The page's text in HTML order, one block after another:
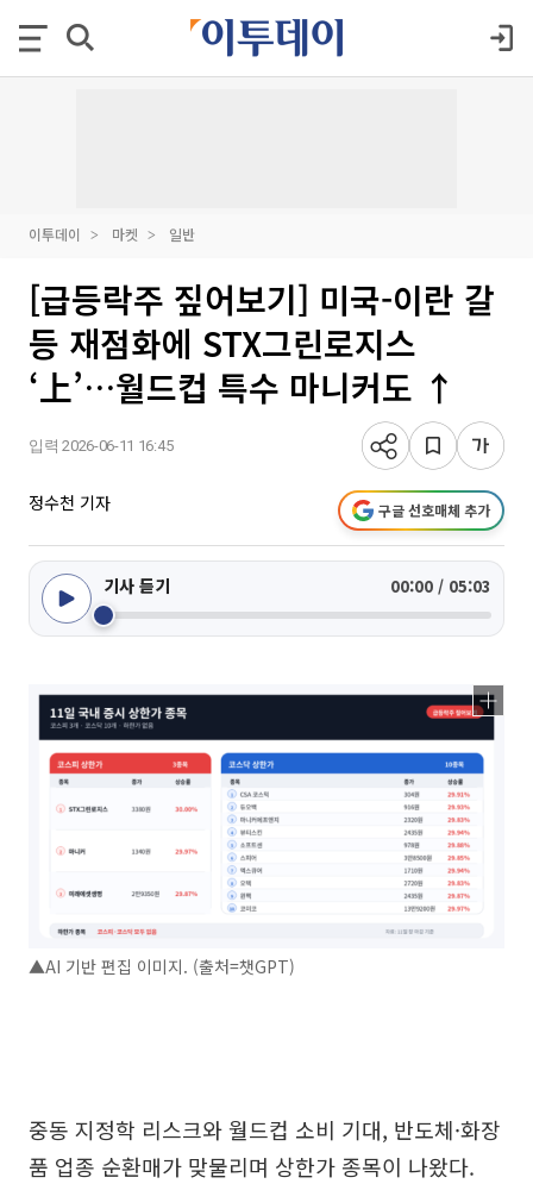
이투데이 마켓 일반
[급등락주 짚어보기] 미국-이란 갈
등 재점화에 STX그린로지스
‘上’…월드컵 특수 마니커도 ↑
입력 2026-06-11 16:45
정수천 기자 구글 선호매체 추가
기사 듣기 00:00 / 05:03
▲AI 기반 편집 이미지. (출처=챗GPT)
중동 지정학 리스크와 월드컵 소비 기대, 반도체·화장
품 업종 순환매가 맞물리며 상한가 종목이 나왔다.